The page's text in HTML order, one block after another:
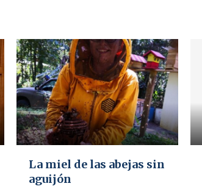
La miel de las abejas sin
aguijón